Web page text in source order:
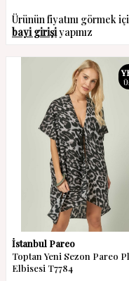
Ürünün fiyatını görmek
bayi girişiyapınız
İstanbul Pareo
Toptan Yeni Sezon Pareo
Elbisesi T7784